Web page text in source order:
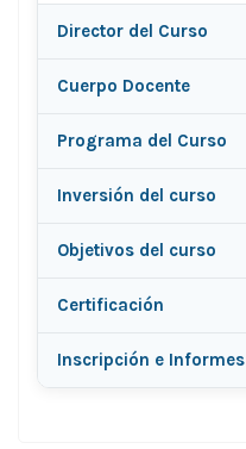
Director del Curso
Cuerpo Docente
Programa del Curso
Inversión del curso
Objetivos del curso
Certificación
Inscripción e Informes